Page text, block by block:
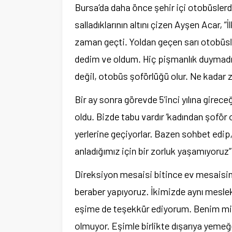
Bursa’da daha önce şehir içi
salladıklarının altını çizen Ayşen
zaman geçti. Yoldan geçen sarı
dedim ve oldum. Hiç pişmanlık
değil, otobüs şoförlüğü olur. Ne kadar
Bir ay sonra görevde 5’inci yılına
oldu. Bizde tabu vardır ‘kadından
yerlerine geçiyorlar. Bazen sohbet
anladığımız için bir zorluk
Direksiyon mesaisi bitince ev
beraber yapıyoruz. İkimizde aynı
eşime de teşekkür ediyorum. Benim
olmuyor. Eşimle birlikte dışarıya